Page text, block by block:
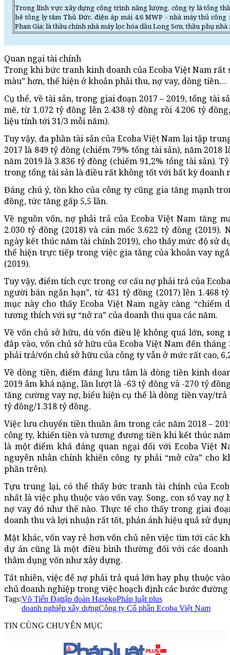
Trong lĩnh vực xây dựng công trình năng lượng, công ty là tổng
bê tông ly tâm Thủ Đức, điện áp mái 4,6 MWP - nhà máy thủ
Phan Gia; là thầu chính nhà máy lọc hóa dầu Long Sơn, thầu phụ
Quan ngại tài chính
Trong khi bức tranh kinh doanh của Ecoba Việt Nam
màu” hơn, thể hiện ở khoản phải thu, nợ vay, dòng tiền…
Cụ thể, về tài sản, trong giai đoạn 2017 – 2019, tổng tài
mẽ, từ 1.072 tỷ đồng lên 2.438 tỷ đồng rồi 4.206 tỷ
liệu tính tới 31/3 mỗi năm).
Tuy vậy, đa phần tài sản của Ecoba Việt Nam lại tập
2017 là 849 tỷ đồng (chiếm 79% tổng tài sản), năm 2018
năm 2019 là 3.836 tỷ đồng (chiếm 91,2% tổng tài sản).
trong tổng tài sản là điều rất không tốt với bất kỳ doanh
Đáng chú ý, tồn kho của công ty cũng gia tăng mạnh
đồng, tức tăng gấp 5,5 lần.
Về nguồn vốn, nợ phải trả của Ecoba Việt Nam tăng
2.030 tỷ đồng (2018) và cán mốc 3.622 tỷ đồng
ngày kết thúc năm tài chính 2019), cho thấy mức độ sử
thể hiện trực tiếp trong việc gia tăng của khoản vay
(2019).
Tuy vậy, điểm tích cực trong cơ cấu nợ phải trả của
người bán ngắn hạn”, từ 431 tỷ đồng (2017) lên 1.468
mục này cho thấy Ecoba Việt Nam ngày càng “chiếm
tương thích với sự “nở ra” của doanh thu qua các năm.
Về vốn chủ sở hữu, dù vốn điều lệ không quá lớn,
đắp vào, vốn chủ sở hữu của Ecoba Việt Nam đến
phải trả/vốn chủ sở hữu của công ty vẫn ở mức rất cao,
Về dòng tiền, điểm đáng lưu tâm là dòng tiền kinh
2019 âm khá nặng, lần lượt là -63 tỷ đồng và -270 tỷ
tăng cường vay nợ, biểu hiện cụ thể là dòng tiền vay/
tỷ đồng/1.318 tỷ đồng.
Việc lưu chuyển tiền thuần âm trong các năm 2018 –
công ty, khiến tiền và tương đương tiền khi kết thúc
là một điểm khá đáng quan ngại đối với Ecoba Việt
nguyên nhân chính khiến công ty phải “mở cửa” cho
phần trên).
Tựu trung lại, có thể thấy bức tranh tài chính của
nhất là việc phụ thuộc vào vốn vay. Song, con số vay
nợ vay đó như thế nào. Thực tế cho thấy trong giai
doanh thu và lợi nhuận rất tốt, phản ánh hiệu quả sử
Mặt khác, vốn vay rẻ hơn vốn chủ nên việc tìm tới các
dự án cũng là một điều bình thường đối với các
thâm dụng vốn như xây dựng.
Tất nhiên, việc để nợ phải trả quá lớn hay phụ thuộc
chủ doanh nghiệp trong việc hoạch định các bước
Tags:Võ Tiến Đạttập đoàn HasekoPháp luật plus
doanh nghiệp xây dựngCông ty Cổ phần Ecoba Việt Nam
TIN CÙNG CHUYÊN MỤC